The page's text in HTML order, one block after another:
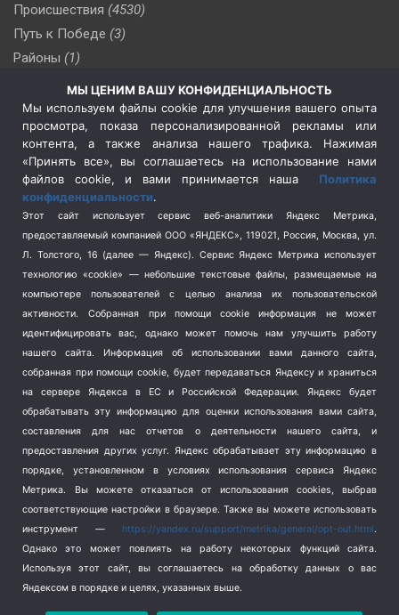
Происшествия (4530)
Путь к Победе (3)
Районы (1)
(510)
Сельское хозяйство (3)
Социальная политика
(3)
Спецоперация в Украине
Спецоперация на Украине
(404)
Спорт (740)
Терроризм (1)
Транспорт (262)
Туризм (178)
Флот (76)
Школа и спорт (2)
Экология (8)
Экономика (1172)
Copyright © 2026
МЫ ЦЕНИМ ВАШУ КОНФИДЕНЦИАЛЬНОСТЬ
Мы используем файлы cookie для улучшения вашего опыта
просмотра, показа персонализированной рекламы или
контента, а также анализа нашего трафика. Нажимая
«Принять все», вы соглашаетесь на использование нами
файлов cookie, и вами принимается наша Политика
конфиденциальности.
Этот сайт использует сервис веб-аналитики Яндекс Метрика,
предоставляемый компанией ООО «ЯНДЕКС», 119021, Россия, Москва, ул.
Л. Толстого, 16 (далее — Яндекс). Сервис Яндекс Метрика использует
технологию «cookie» — небольшие текстовые файлы, размещаемые на
компьютере пользователей с целью анализа их пользовательской
активности.
Собранная при помощи cookie информация не может
идентифицировать вас, однако может помочь нам улучшить работу
нашего сайта. Информация об использовании вами данного сайта,
собранная при помощи cookie, будет передаваться Яндексу и храниться
на сервере Яндекса в ЕС и Российской Федерации. Яндекс будет
обрабатывать эту информацию для оценки использования вами сайта,
составления для нас отчетов о деятельности нашего сайта, и
предоставления других услуг. Яндекс обрабатывает эту информацию в
порядке, установленном в условиях использования сервиса Яндекс
Метрика.
Вы можете отказаться от использования cookies, выбрав
соответствующие настройки в браузере. Также вы можете использовать
инструмент — https://yandex.ru/support/metrika/general/opt-out.html.
Однако это может повлиять на работу некоторых функций сайта.
Используя этот сайт, вы соглашаетесь на обработку данных о вас
Яндексом в порядке и целях, указанных выше.